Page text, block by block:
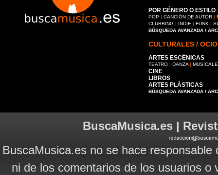
POR GÉNERO O ESTILO
POP | CANCIÓN DE AUTOR |
CLUBBING | INDIE | FUNK |
BÚSQUEDA AVANZADA /
CULTURALES / OCIO
ARTES ESCÉNICAS
TEATRO | DANZA |
CINE
LIBROS
ARTES PLÁSTICAS
BÚSQUEDA AVANZADA /
BuscaMusica.es |
BuscaMusica.es no se hace
ni de los comentarios de los usuarios